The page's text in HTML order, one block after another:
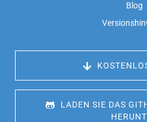
Blog
LADEN SIE DAS